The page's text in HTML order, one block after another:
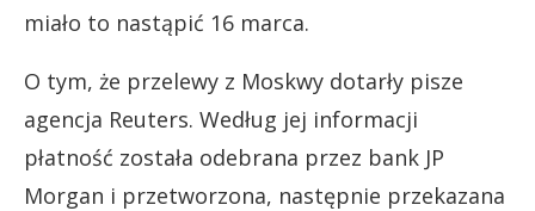
miało to nastąpić 16 marca.
O tym, że przelewy z Moskwy dotarły pisze
agencja Reuters. Według jej informacji
płatność została odebrana przez bank JP
Morgan i przetworzona, następnie przekazana